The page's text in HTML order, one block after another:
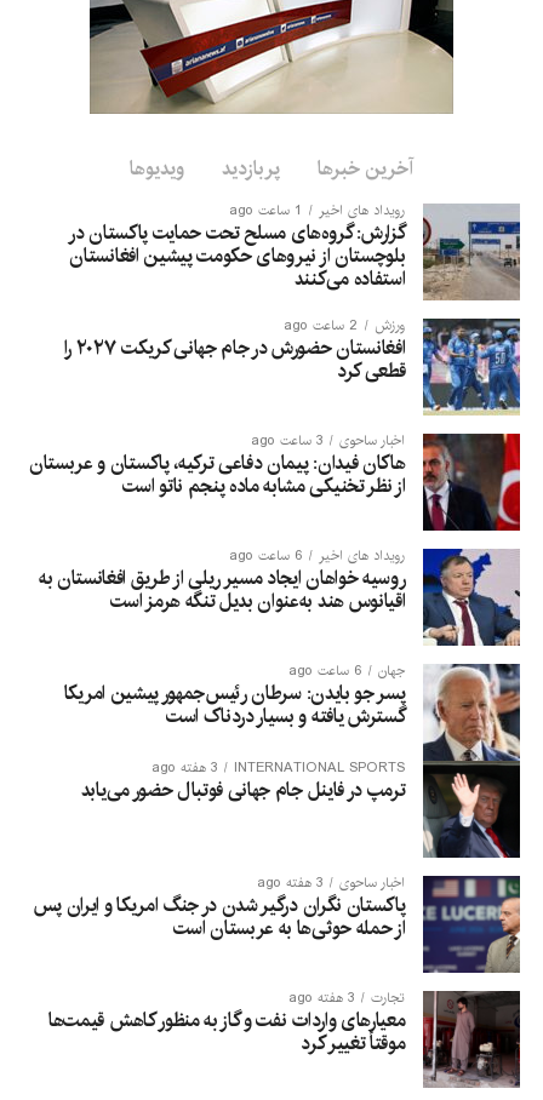
سومین بازی یک‌روزه دو تیم روز دوشنبه در شهر بلفاست ایرلند برگزار
علاقه‌مندان می‌توانند این بازی را به‌صورت زنده از تلویزیون آریانا
تماشا کنند.
آخرین خبرها
پربازدید ویدیوها
رویداد های اخیر 1 ساعت ago
گزارش: گروه‌های مسلح تحت حمایت پاکستان در
بلوچستان از نیروهای حکومت پیشین افغانستان
استفاده می‌کنند
ورزش 2 ساعت ago
افغانستان حضورش در جام جهانی کریکت ۲۰۲۷ را
قطعی کرد
اخبار ساحوی 3 ساعت ago
هاکان فیدان: پیمان دفاعی ترکیه، پاکستان و عربستان
از نظر تخنیکی مشابه ماده پنجم ناتو است
رویداد های اخیر 6 ساعت ago
روسیه خواهان ایجاد مسیر ریلی از طریق افغانستان به
اقیانوس هند به‌عنوان بدیل تنگه هرمز است
جهان 6 ساعت ago
پسر جو بایدن: سرطان رئیس‌جمهور پیشین امریکا
گسترش یافته و بسیار دردناک است
INTERNATIONAL SPORTS 3 هفته ago
ترمپ در فاینل جام جهانی فوتبال حضور می‌یابد
اخبار ساحوی 3 هفته ago
پاکستان نگران درگیر شدن در جنگ امریکا و ایران پس
از حمله حوثی‌ها به عربستان است
تجارت 3 هفته ago
معیارهای واردات نفت و گاز به منظور کاهش قیمت‌ها
موقتاً تغییر کرد